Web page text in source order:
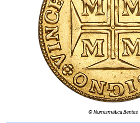
© Numismática Bentes